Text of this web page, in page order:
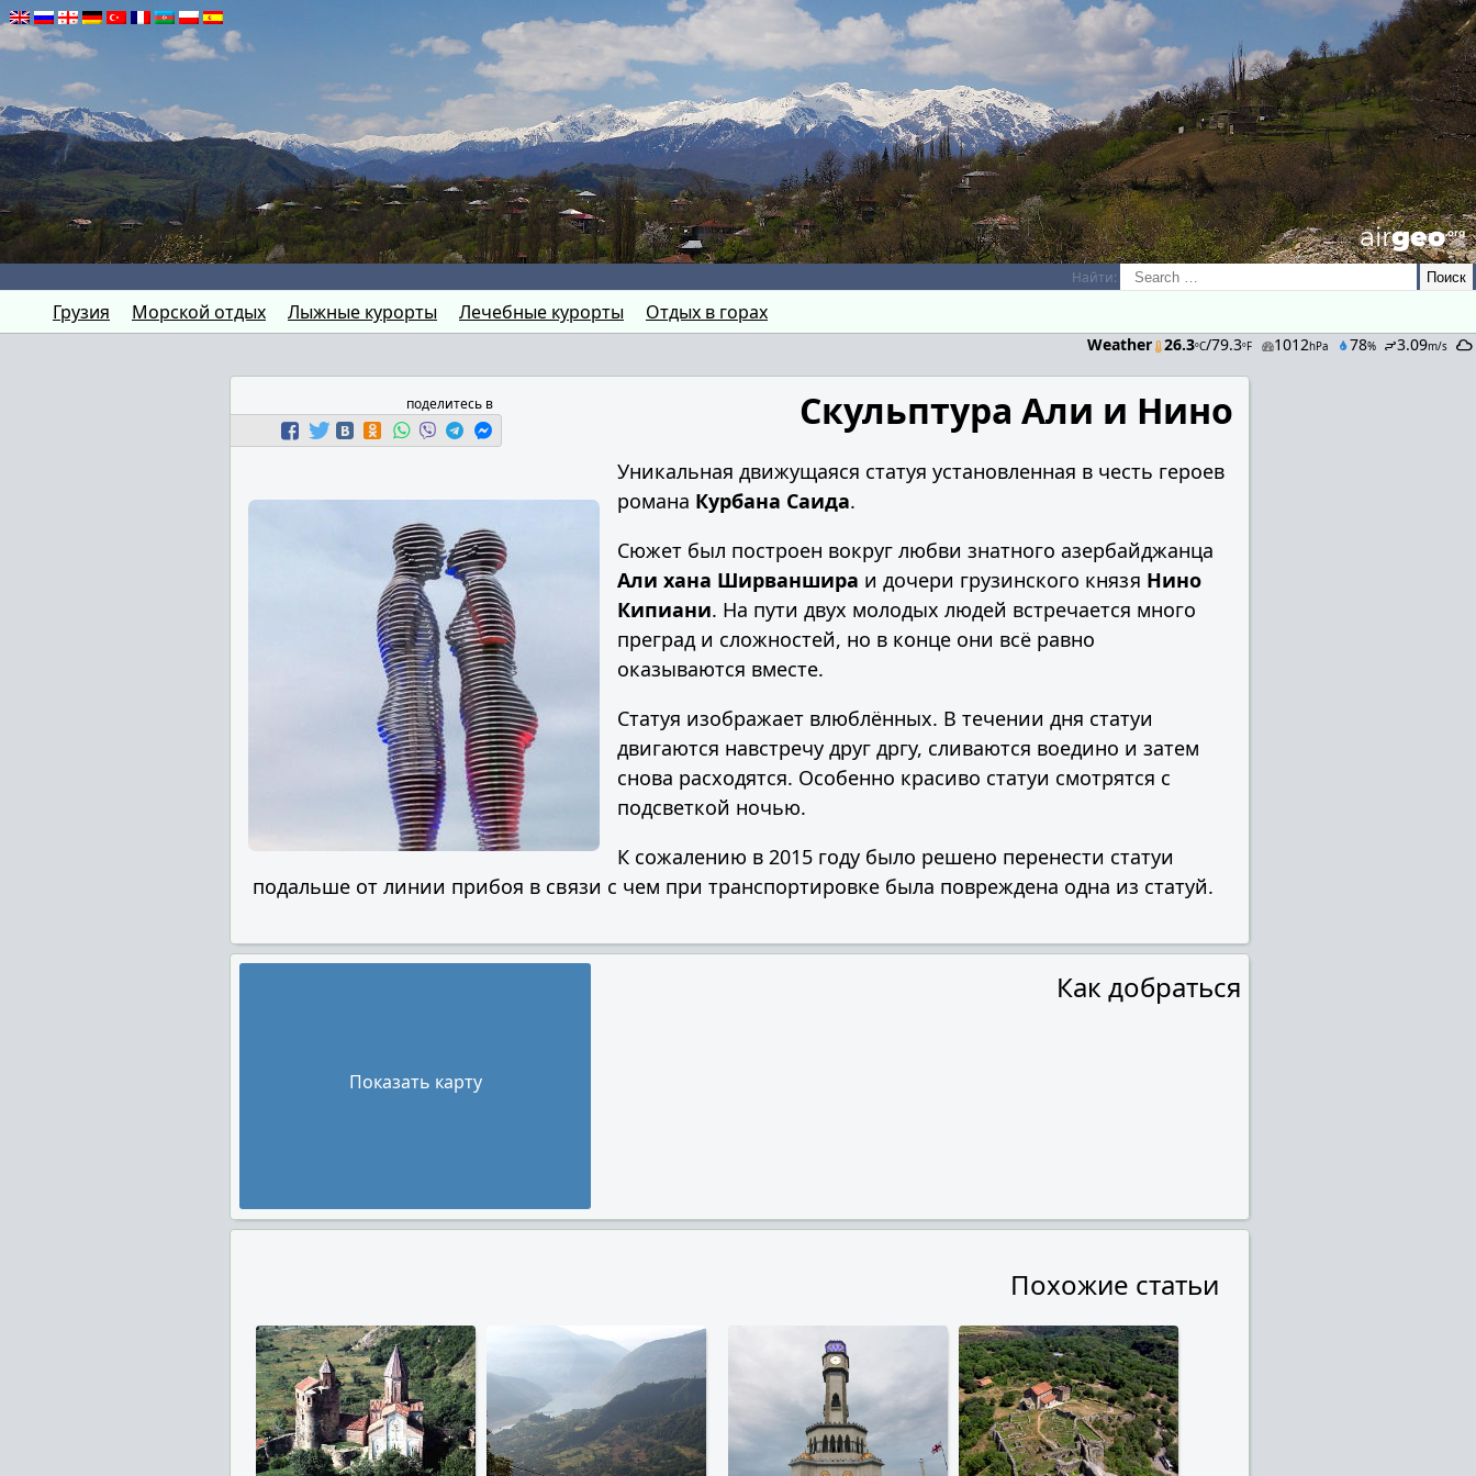
airGEO.oRg
Найти:
Грузия Морской отдых Лыжные курорты Лечебные курорты Отдых в горах
Weather 26.3ºC/79.3ºF 1012hPa 78% 3.09m/s
поделитесь в Скульптура Али и Нино
Уникальная движущаяся статуя установленная в честь героев
романа Курбана Саида.
Сюжет был построен вокруг любви знатного азербайджанца
Али хана Ширваншира и дочери грузинского князя Нино
Кипиани. На пути двух молодых людей встречается много
преград и сложностей, но в конце они всё равно
оказываются вместе.
Статуя изображает влюблённых. В течении дня статуи
двигаются навстречу друг дргу, сливаются воедино и затем
снова расходятся. Особенно красиво статуи смотрятся с
подсветкой ночью.
К сожалению в 2015 году было решено перенести статуи
подальше от линии прибоя в связи с чем при транспортировке была повреждена одна из статуй.
Как добраться
Показать карту
Похожие статьи